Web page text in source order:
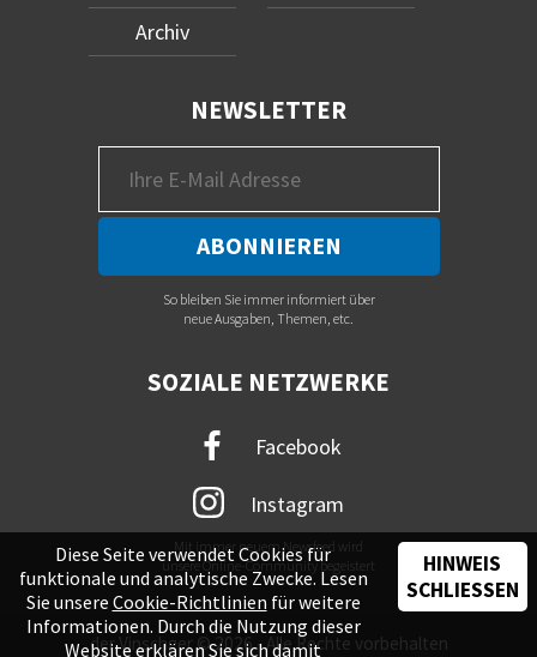
Archiv
NEWSLETTER
So bleiben Sie immer informiert über
neue Ausgaben, Themen, etc.
SOZIALE NETZWERKE
Facebook
Instagram
Mit immer neuem Newsfeed wird
unsere Online-Community begeistert
der Vinschger © 2026 - Alle Rechte vorbehalten
Diese Seite verwendet Cookies für
funktionale und analytische Zwecke. Lesen
Sie unsere Cookie-Richtlinien für weitere
Informationen. Durch die Nutzung dieser
Website erklären Sie sich damit
HINWEIS
SCHLIESSEN